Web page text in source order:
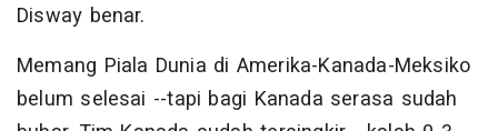
Disway benar.
Memang Piala Dunia di Amerika-Kanada-Meksiko
belum selesai --tapi bagi Kanada serasa sudah